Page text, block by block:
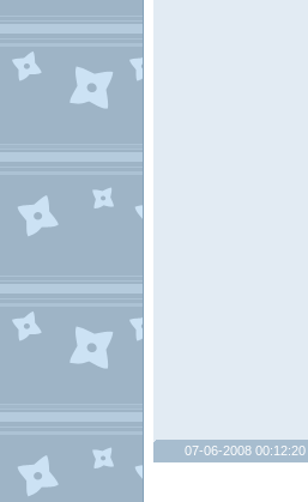
07-06-2008 00:12:20